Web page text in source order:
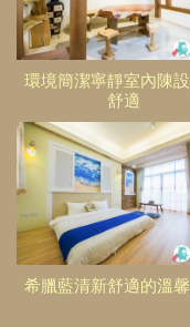
環境簡潔寧靜室內陳
舒適
希臘藍清新舒適的溫